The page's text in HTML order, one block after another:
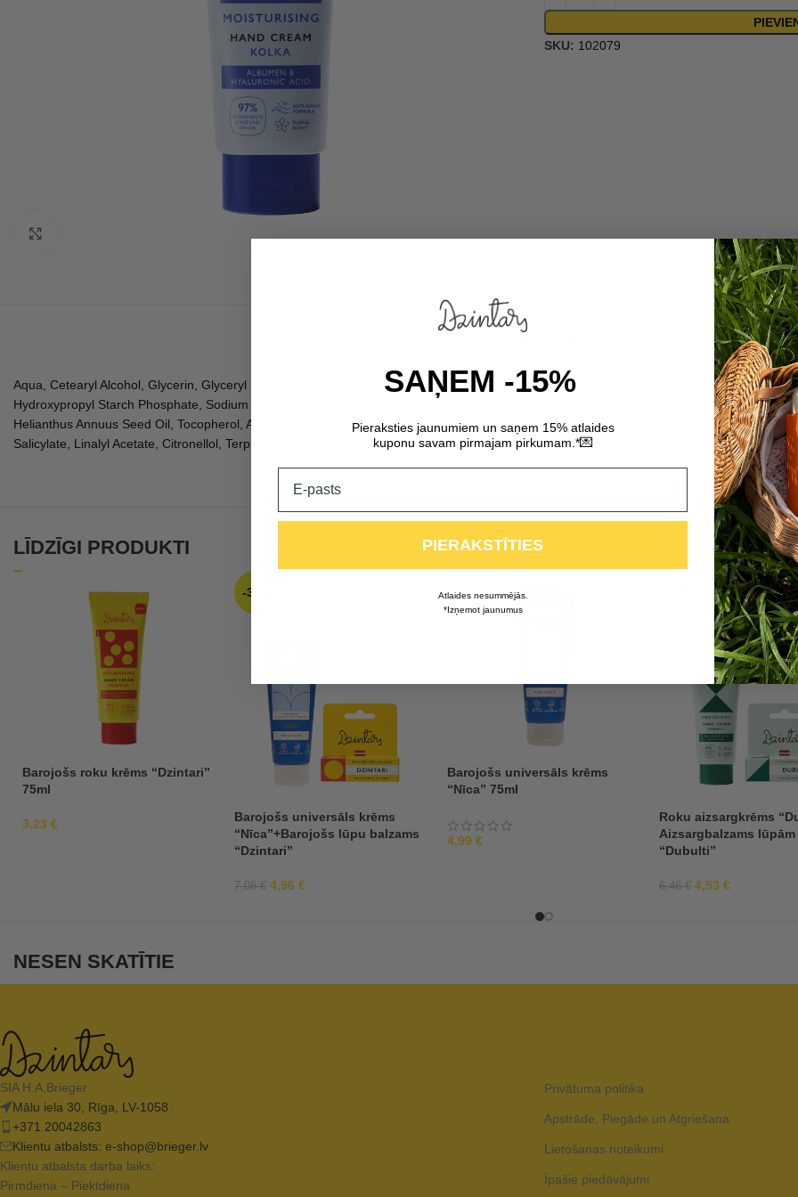
SKU: 102079
Aqua, Cetearyl Alcohol, Glycerin, Glyceryl Stearate, Isopropyl Palmitate, Canola Oil, Glyceryl Stearate Citrate, Caprylic/Capric Triglyceride,
Hydroxypropyl Starch Phosphate, Sodium Benzoate, Cetyl Palmitate, Hordeum Vulgare Flour, Albumen, Potassium Sorbate, Sodium
Helianthus Annuus Seed Oil, Tocopherol, Ascorbyl Palmitate, Sodium Hyaluronate, Tetramethyl Acetyloctahydronaphthalenes, Linalool,
Salicylate, Linalyl Acetate, Citronellol, Terpineol, Hexyl Cinnamal, Geraniol, Alpha-Isomethyl Ionone, Pinene.
LĪDZĪGI PRODUKTI
Barojošs roku krēms “Dzintari”
75ml
3,23 €
-30%
Barojošs universāls krēms
“Nīca”+Barojošs lūpu balzams
“Dzintari”
7,08€ 4,96€
Barojošs universāls krēms
“Nīca” 75ml
4,99 €
Roku aizsargkrēms
Aizsargbalzams lūpām
“Dubulti”
6,46€ 4,53€
NESEN SKATĪTIE
SIA H.A.Brieger
Mālu iela 30, Rīga, LV-1058
+371 20042863
Klientu atbalsts: e-shop@brieger.lv
Klientu atbalsta darba laiks:
Pirmdiena – Piektdiena
Privātuma politika
Apstrāde, Piegāde un Atgriešana
Lietošanas noteikumi
Īpašie piedāvājumi
SAŅEM -15%
Pieraksties jaunumiem un saņem 15% atlaides
kuponu savam pirmajam pirkumam.*💌
PIERAKSTĪTIES
Atlaides nesummējās.
*Izņemot jaunumus